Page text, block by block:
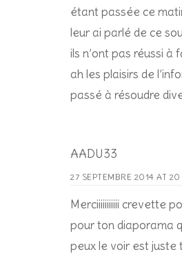
étant passée ce
leur ai parlé de ce
ils n’ont pas réussi à
ah les plaisirs de
passé à résoudre
AADU33
27 SEPTEMBRE 2014 AT
Merciiiiiiiiiii crevette
pour ton diaporama
peux le voir est juste